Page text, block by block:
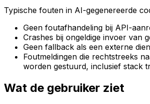
Typische fouten in AI-gegenereerde
Geen foutafhandeling bij API-
Crashes bij ongeldige invoer van
Geen fallback als een externe
Foutmeldingen die rechtstreeks
worden gestuurd, inclusief stack
Wat de gebruiker ziet